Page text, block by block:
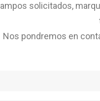
solicitados,
Nos pondremos en